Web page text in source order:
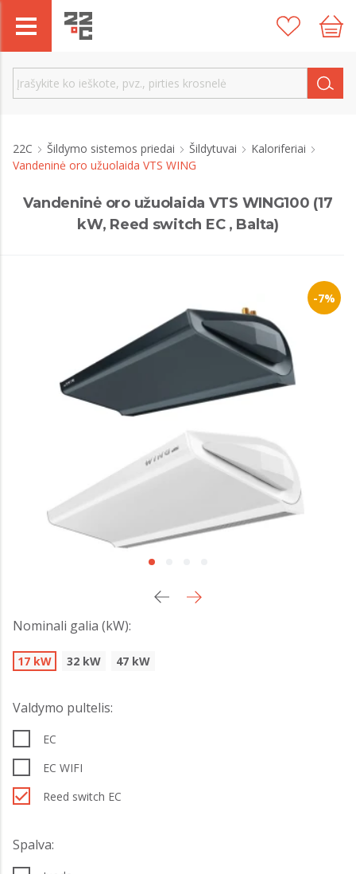
22C Šildymo sistemos priedai Šildytuvai
Kaloriferiai
Vandeninė oro užuolaida VTS WING
Vandeninė oro užuolaida VTS WING100 (17
kW, Reed switch EC , Balta)
-7%
Nominali galia (kW):
17 kW 32 kW 47 kW
Valdymo pultelis:
EC
EC WIFI
Reed switch EC
Spalva: